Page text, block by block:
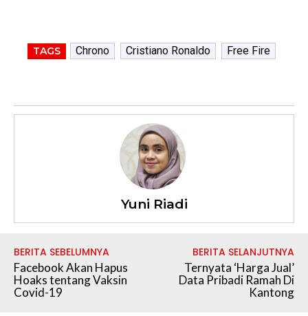
TAGS Chrono Cristiano Ronaldo Free Fire
Yuni Riadi
BERITA SEBELUMNYA
Facebook Akan Hapus
Hoaks tentang Vaksin
Covid-19
BERITA SELANJUTNYA
Ternyata ‘Harga Jual’
Data Pribadi Ramah Di
Kantong